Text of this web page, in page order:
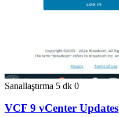
Sanallaştırma 5 dk 0
VCF 9 vCenter Updates